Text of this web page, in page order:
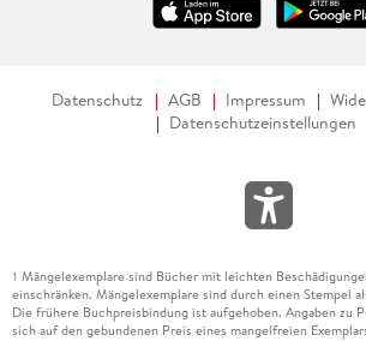
Datenschutz AGB Impressum
Datenschutzeinstellungen
1 Mängelexemplare sind Bücher mit leichten
einschränken. Mängelexemplare sind durch einen Stempel
Die frühere Buchpreisbindung ist aufgehoben. Angaben zu
sich auf den gebundenen Preis eines mangelfreien